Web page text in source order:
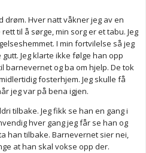
drøm. Hver natt våkner jeg av en
til å sørge, min sorg er et tabu. Jeg
I min fortvilelse så jeg
Jeg klarte ikke følge han opp
barnevernet og ba om hjelp. De tok
fosterhjem. Jeg skulle få
jeg var på bena igjen.
tilbake. Jeg fikk se han en gang i
hver gang jeg får se han og
han tilbake. Barnevernet sier nei,
at han skal vokse opp der.